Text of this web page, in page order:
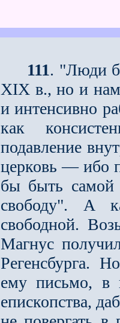
111. "Люди
XIX в., но и
и интенсивно
как
подавление
церковь — ибо
бы быть самой
свободу". А
свободной.
Магнус
Регенсбурга.
ему письмо, в
епископства,